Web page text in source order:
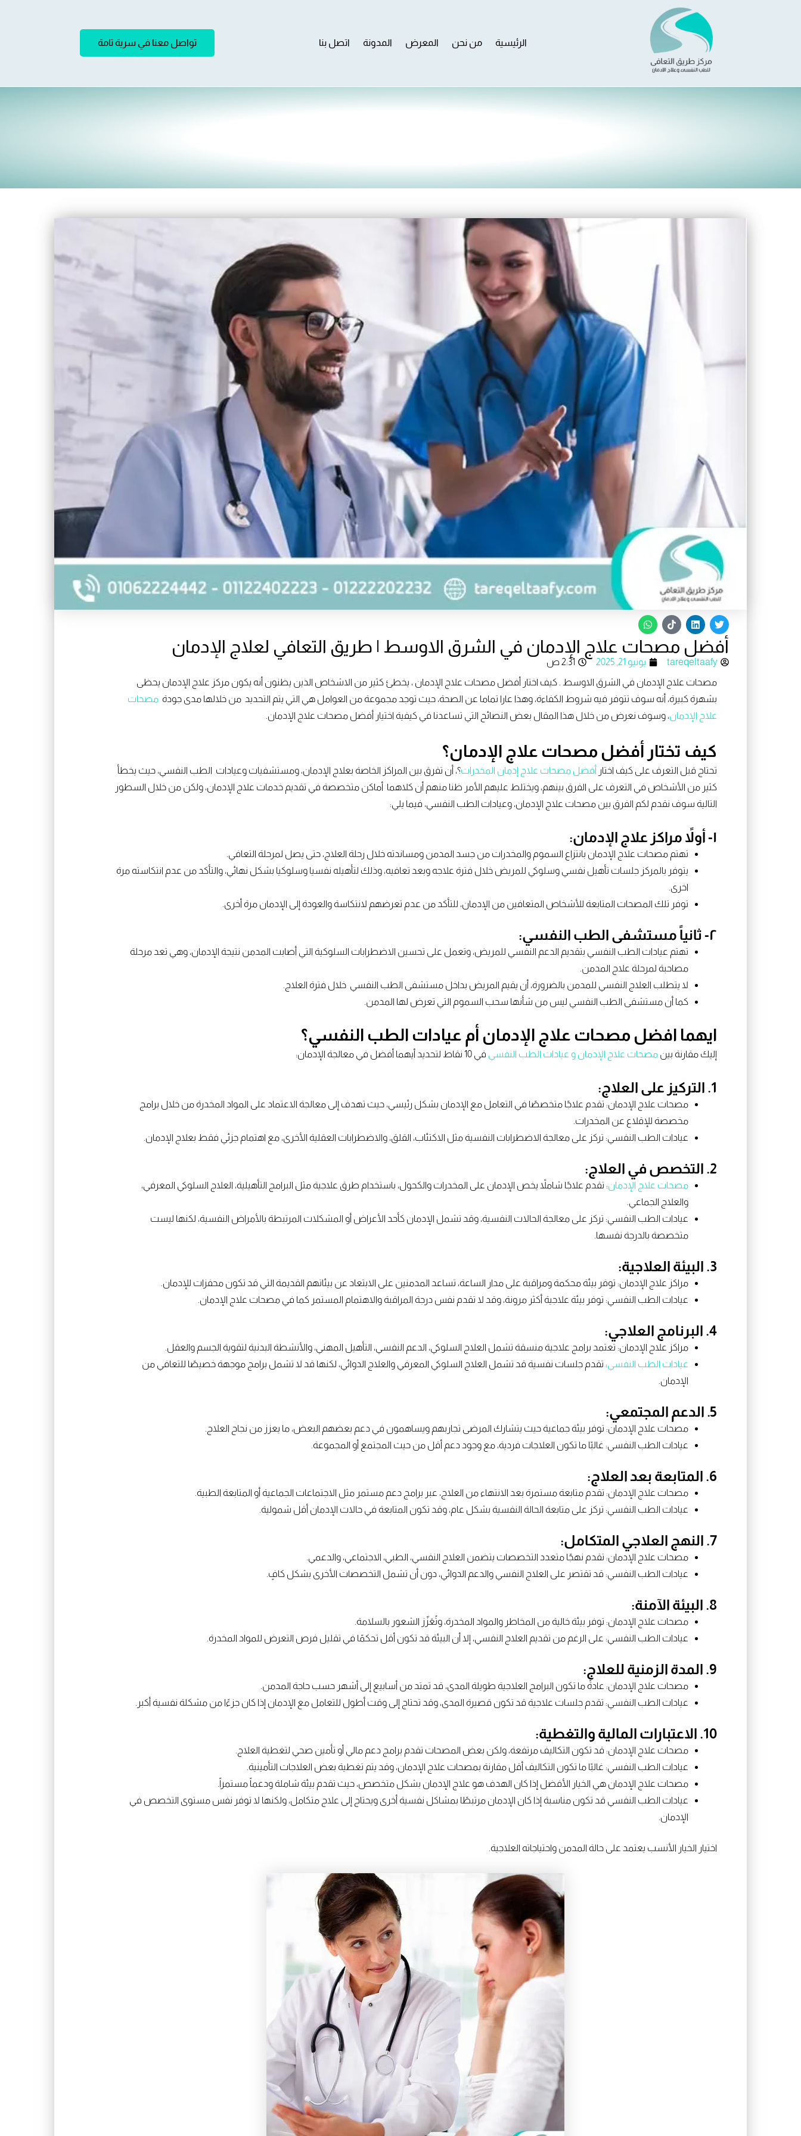
الرئيسية من نحن المعرض المدونة اتصل بنا تواصل معنا في سرية تامة
T
w
i
t
t
e
L
i
n
k
e
d
n
T
i
k
o
k
W
h
a
t
s
a
p
أفضل مصحات علاج الإدمان في الشرق الاوسط | طريق التعافي لعلاج الإدمان
tareqeltaafy يونيو 21, 2025
2:31 ص
مصحات علاج الإدمان في الشرق الاوسط . كيف اختار أفضل مصحات علاج الإدمان ، يخطئ كثير من الاشخاص الذين يظنون أنه يكون مركز علاج الإدمان يحظى
بشهرة كبيرة، أنه سوف تتوفر فيه شروط الكفاءة، وهذا عارا تماما عن الصحة، حيث توجد مجموعة من العوامل هي التي يتم التحديد من خلالها مدى جودةمصحات
علاج الإدمان، وسوف نعرض من خلال هذا المقال بعض النصائح التي تساعدنا في كيفية اختيار أفضل مصحات علاج الإدمان.
كيف تختار أفضل مصحات علاج الإدمان؟
تحتاج قبل التعرف على كيف اختار أفضل مصحات علاج إدمان المخدرات؟، أن تفرق بين المراكز الخاصة بعلاج الإدمان، ومستشفيات وعيادات الطب النفسي، حيث يخطأ
كثير من الأشخاص في التعرف على الفرق بينهم، ويختلط عليهم الأمر ظنا منهم أن كلاهما أماكن متخصصة في تقديم خدمات علاج الإدمان، ولكن من خلال السطور
التالية سوف نقدم لكم الفرق بين مصحات علاج الإدمان، وعيادات الطب النفسي، فيما يلي:
١- أولاً مراكز علاج الإدمان:
تهتم مصحات علاج الإدمان بانتزاع السموم والمخدرات من جسد المدمن ومساندته خلال رحلة العلاج، حتى يصل لمرحلة التعافي.
يتوفر بالمركز جلسات تأهيل نفسي وسلوكي للمريض خلال فترة علاجه وبعد تعافيه، وذلك لتأهيله نفسيا وسلوكيا بشكل نهائي، والتأكد من عدم انتكاسته مرة
اخرى.
توفر تلك المصحات المتابعة للأشخاص المتعافين من الإدمان، للتأكد من عدم تعرضهم لانتكاسة والعودة إلى الإدمان مرة أخرى.
٢- ثانياً مستشفى الطب النفسي:
تهتم عيادات الطب النفسي بتقديم الدعم النفسي للمريض، وتعمل على تحسين الاضطرابات السلوكية التي أصابت المدمن نتيجة الإدمان، وهي تعد مرحلة
مصاحبة لمرحلة علاج المدمن.
لا يتطلب العلاج النفسي للمدمن بالضرورة، أن يقيم المريض بداخل مستشفى الطب النفسي خلال فترة العلاج.
كما أن مستشفى الطب النفسي ليس من شأنها سحب السموم التي تعرض لها المدمن.
ايهما افضل مصحات علاج الإدمان أم عيادات الطب النفسي؟
إليك مقارنة بينمصحات علاج الإدمان و عيادات الطب النفسي في 10 نقاط لتحديد أيهما أفضل في معالجة الإدمان:
1. التركيز على العلاج:
مصحات علاج الإدمان: تقدم علاجًا متخصصًا في التعامل مع الإدمان بشكل رئيسي، حيث تهدف إلى معالجة الاعتماد على المواد المخدرة من خلال برامج
مخصصة للإقلاع عن المخدرات.
عيادات الطب النفسي: تركز على معالجة الاضطرابات النفسية مثل الاكتئاب، القلق، والاضطرابات العقلية الأخرى، مع اهتمام جزئي فقط بعلاج الإدمان.
2. التخصص في العلاج:
مصحات علاج الإدمان: تقدم علاجًا شاملاً يخص الإدمان على المخدرات والكحول، باستخدام طرق علاجية مثل البرامج التأهيلية، العلاج السلوكي المعرفي،
والعلاج الجماعي.
عيادات الطب النفسي: تركز على معالجة الحالات النفسية، وقد تشمل الإدمان كأحد الأعراض أو المشكلات المرتبطة بالأمراض النفسية، لكنها ليست
متخصصة بالدرجة نفسها.
3. البيئة العلاجية:
مراكز علاج الإدمان: توفر بيئة محكمة ومراقبة على مدار الساعة، تساعد المدمنين على الابتعاد عن بيئاتهم القديمة التي قد تكون محفزات للإدمان.
عيادات الطب النفسي: توفر بيئة علاجية أكثر مرونة، وقد لا تقدم نفس درجة المراقبة والاهتمام المستمر كما في مصحات علاج الإدمان.
4. البرنامج العلاجي:
مراكز علاج الإدمان: تعتمد برامج علاجية منسقة تشمل العلاج السلوكي، الدعم النفسي، التأهيل المهني، والأنشطة البدنية لتقوية الجسم والعقل.
عيادات الطب النفسي: تقدم جلسات نفسية قد تشمل العلاج السلوكي المعرفي والعلاج الدوائي، لكنها قد لا تشمل برامج موجهة خصيصًا للتعافي من
الإدمان.
5. الدعم المجتمعي:
مصحات علاج الإدمان: توفر بيئة جماعية حيث يتشارك المرضى تجاربهم ويساهمون في دعم بعضهم البعض، ما يعزز من نجاح العلاج.
عيادات الطب النفسي: غالبًا ما تكون العلاجات فردية، مع وجود دعم أقل من حيث المجتمع أو المجموعة.
6. المتابعة بعد العلاج:
مصحات علاج الإدمان: تقدم متابعة مستمرة بعد الانتهاء من العلاج، عبر برامج دعم مستمر مثل الاجتماعات الجماعية أو المتابعة الطبية.
عيادات الطب النفسي: تركز على متابعة الحالة النفسية بشكل عام، وقد تكون المتابعة في حالات الإدمان أقل شمولية.
7. النهج العلاجي المتكامل:
مصحات علاج الإدمان: تقدم نهجًا متعدد التخصصات يتضمن العلاج النفسي، الطبي، الاجتماعي، والدعمي.
عيادات الطب النفسي: قد تقتصر على العلاج النفسي والدعم الدوائي، دون أن تشمل التخصصات الأخرى بشكل كافٍ.
8. البيئة الآمنة:
مصحات علاج الإدمان: توفر بيئة خالية من المخاطر والمواد المخدرة، وتُعَزّز الشعور بالسلامة.
عيادات الطب النفسي: على الرغم من تقديم العلاج النفسي، إلا أن البيئة قد تكون أقل تحكمًا في تقليل فرص التعرض للمواد المخدرة.
9. المدة الزمنية للعلاج:
مصحات علاج الإدمان: عادةً ما تكون البرامج العلاجية طويلة المدى، قد تمتد من أسابيع إلى أشهر حسب حاجة المدمن.
عيادات الطب النفسي: تقدم جلسات علاجية قد تكون قصيرة المدى، وقد تحتاج إلى وقت أطول للتعامل مع الإدمان إذا كان جزءًا من مشكلة نفسية أكبر.
10. الاعتبارات المالية والتغطية:
مصحات علاج الإدمان: قد تكون التكاليف مرتفعة، ولكن بعض المصحات تقدم برامج دعم مالي أو تأمين صحي لتغطية العلاج.
عيادات الطب النفسي: غالبًا ما تكون التكاليف أقل مقارنة بمصحات علاج الإدمان، وقد يتم تغطية بعض العلاجات التأمينية.
مصحات علاج الإدمان هي الخيار الأفضل إذا كان الهدف هو علاج الإدمان بشكل متخصص، حيث تقدم بيئة شاملة ودعماً مستمراً.
عيادات الطب النفسي قد تكون مناسبة إذا كان الإدمان مرتبطًا بمشاكل نفسية أخرى ويحتاج إلى علاج متكامل، ولكنها لا توفر نفس مستوى التخصص في
الإدمان.
اختيار الخيار الأنسب يعتمد على حالة المدمن واحتياجاته العلاجية.